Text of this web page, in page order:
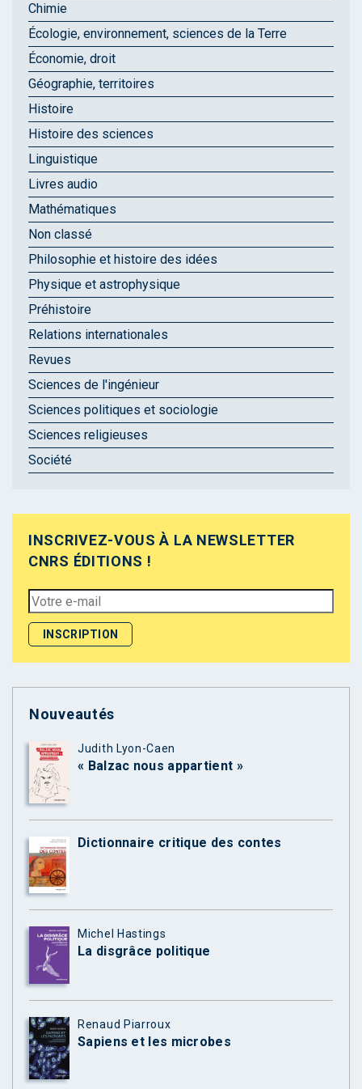
Chimie
Écologie, environnement, sciences de la Terre
Économie, droit
Géographie, territoires
Histoire
Histoire des sciences
Linguistique
Livres audio
Mathématiques
Non classé
Philosophie et histoire des idées
Physique et astrophysique
Préhistoire
Relations internationales
Revues
Sciences de l'ingénieur
Sciences politiques et sociologie
Sciences religieuses
Société
INSCRIVEZ-VOUS À LA NEWSLETTER
CNRS ÉDITIONS !
Nouveautés
Judith Lyon-Caen
« Balzac nous appartient »
Dictionnaire critique des contes
Michel Hastings
La disgrâce politique
Renaud Piarroux
Sapiens et les microbes